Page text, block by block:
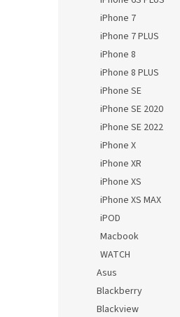
iPhone 7
iPhone 7 PLUS
iPhone 8
iPhone 8 PLUS
iPhone SE
iPhone SE 2020
iPhone SE 2022
iPhone X
iPhone XR
iPhone XS
iPhone XS MAX
iPOD
Macbook
WATCH
Asus
Blackberry
Blackview